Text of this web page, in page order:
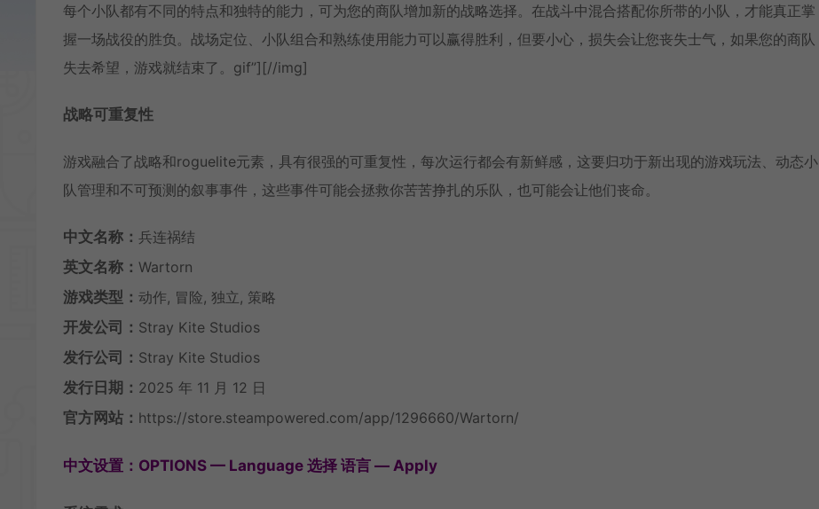
每个小队都有不同的特点和独特的能力，可为您的商队增加新的战略选择。在战斗中混合搭配你所带的小队，才能真正掌
握一场战役的胜负。战场定位、小队组合和熟练使用能力可以赢得胜利，但要小心，损失会让您丧失士气，如果您的商队
失去希望，游戏就结束了。gif”][//img]
战略可重复性
游戏融合了战略和roguelite元素，具有很强的可重复性，每次运行都会有新鲜感，这要归功于新出现的游戏玩法、动态小
队管理和不可预测的叙事事件，这些事件可能会拯救你苦苦挣扎的乐队，也可能会让他们丧命。
中文名称： 兵连祸结
英文名称： Wartorn
游戏类型： 动作, 冒险, 独立, 策略
开发公司： Stray Kite Studios
发行公司： Stray Kite Studios
发行日期： 2025 年 11 月 12 日
官方网站： https://store.steampowered.com/app/1296660/Wartorn/
中文设置：OPTIONS — Language 选择 语言 — Apply